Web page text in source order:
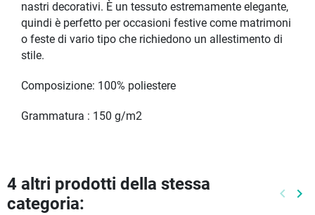
nastri decorativi. È un tessuto estremamente elegante,
quindi è perfetto per occasioni festive come matrimoni
o feste di vario tipo che richiedono un allestimento di
stile.
Composizione: 100% poliestere
Grammatura : 150 g/m2
4 altri prodotti della stessa
categoria:
keyboard_arrow_left keyboard_arrow_right